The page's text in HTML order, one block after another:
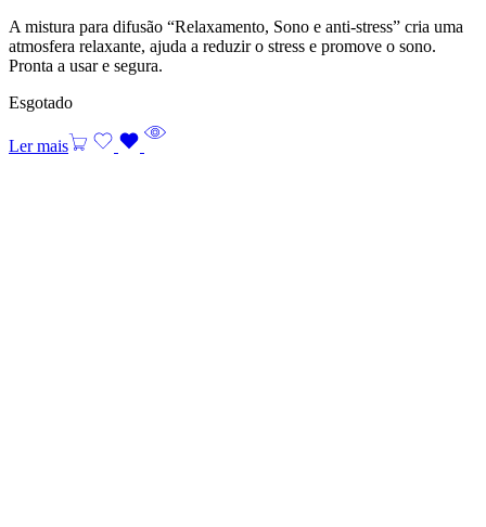
A mistura para difusão “Relaxamento, Sono e anti-stress” cria uma
atmosfera relaxante, ajuda a reduzir o stress e promove o sono.
Pronta a usar e segura.
Esgotado
Ler mais